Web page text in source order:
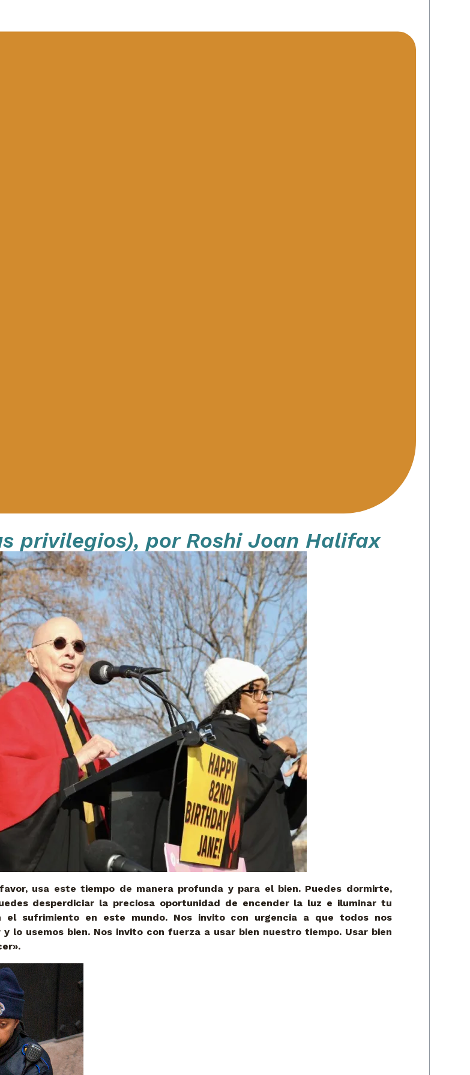
privilegios), por Roshi Joan Halifax
usa este tiempo de manera profunda y para el bien. Puedes dormirte,
desperdiciar la preciosa oportunidad de encender la luz e iluminar tu
el sufrimiento en este mundo. Nos invito con urgencia a que todos nos
lo usemos bien. Nos invito con fuerza a usar bien nuestro tiempo. Usar bien